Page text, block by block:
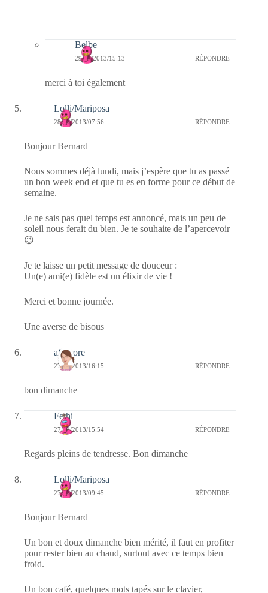
Belbe
29/01/2013/15:13 RÉPONDRE
merci à toi également
Lolli/Mariposa
28/01/2013/07:56 RÉPONDRE
Bonjour Bernard
Nous sommes déjà lundi, mais j’espère que tu as passé
un bon week end et que tu es en forme pour ce début de
semaine.
Je ne sais pas quel temps est annoncé, mais un peu de
soleil nous ferait du bien. Je te souhaite de l’apercevoir
😉
Je te laisse un petit message de douceur :
Un(e) ami(e) fidèle est un élixir de vie !
Merci et bonne journée.
Une averse de bisous
afaurore
27/01/2013/16:15 RÉPONDRE
bon dimanche
Fethi
27/01/2013/15:54 RÉPONDRE
Regards pleins de tendresse. Bon dimanche
Lolli/Mariposa
27/01/2013/09:45 RÉPONDRE
Bonjour Bernard
Un bon et doux dimanche bien mérité, il faut en profiter
pour rester bien au chaud, surtout avec ce temps bien
froid.
Un bon café, quelques mots tapés sur le clavier,